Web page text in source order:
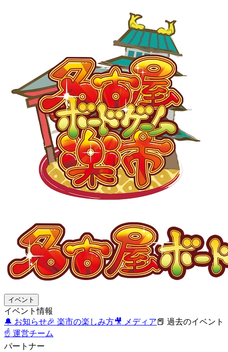
イベント
イベント情報
🔔 お知らせ🎉 楽市の楽しみ方🎥 メディア📕 過去のイベント
☝️ 運営チーム
パートナー